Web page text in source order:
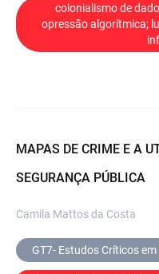
colonialismo de
opressão algorítmica;
MAPAS DE CRIME E A
SEGURANÇA PÚBLICA
Camila Mattos da Costa
GT7- Estudos Críticos